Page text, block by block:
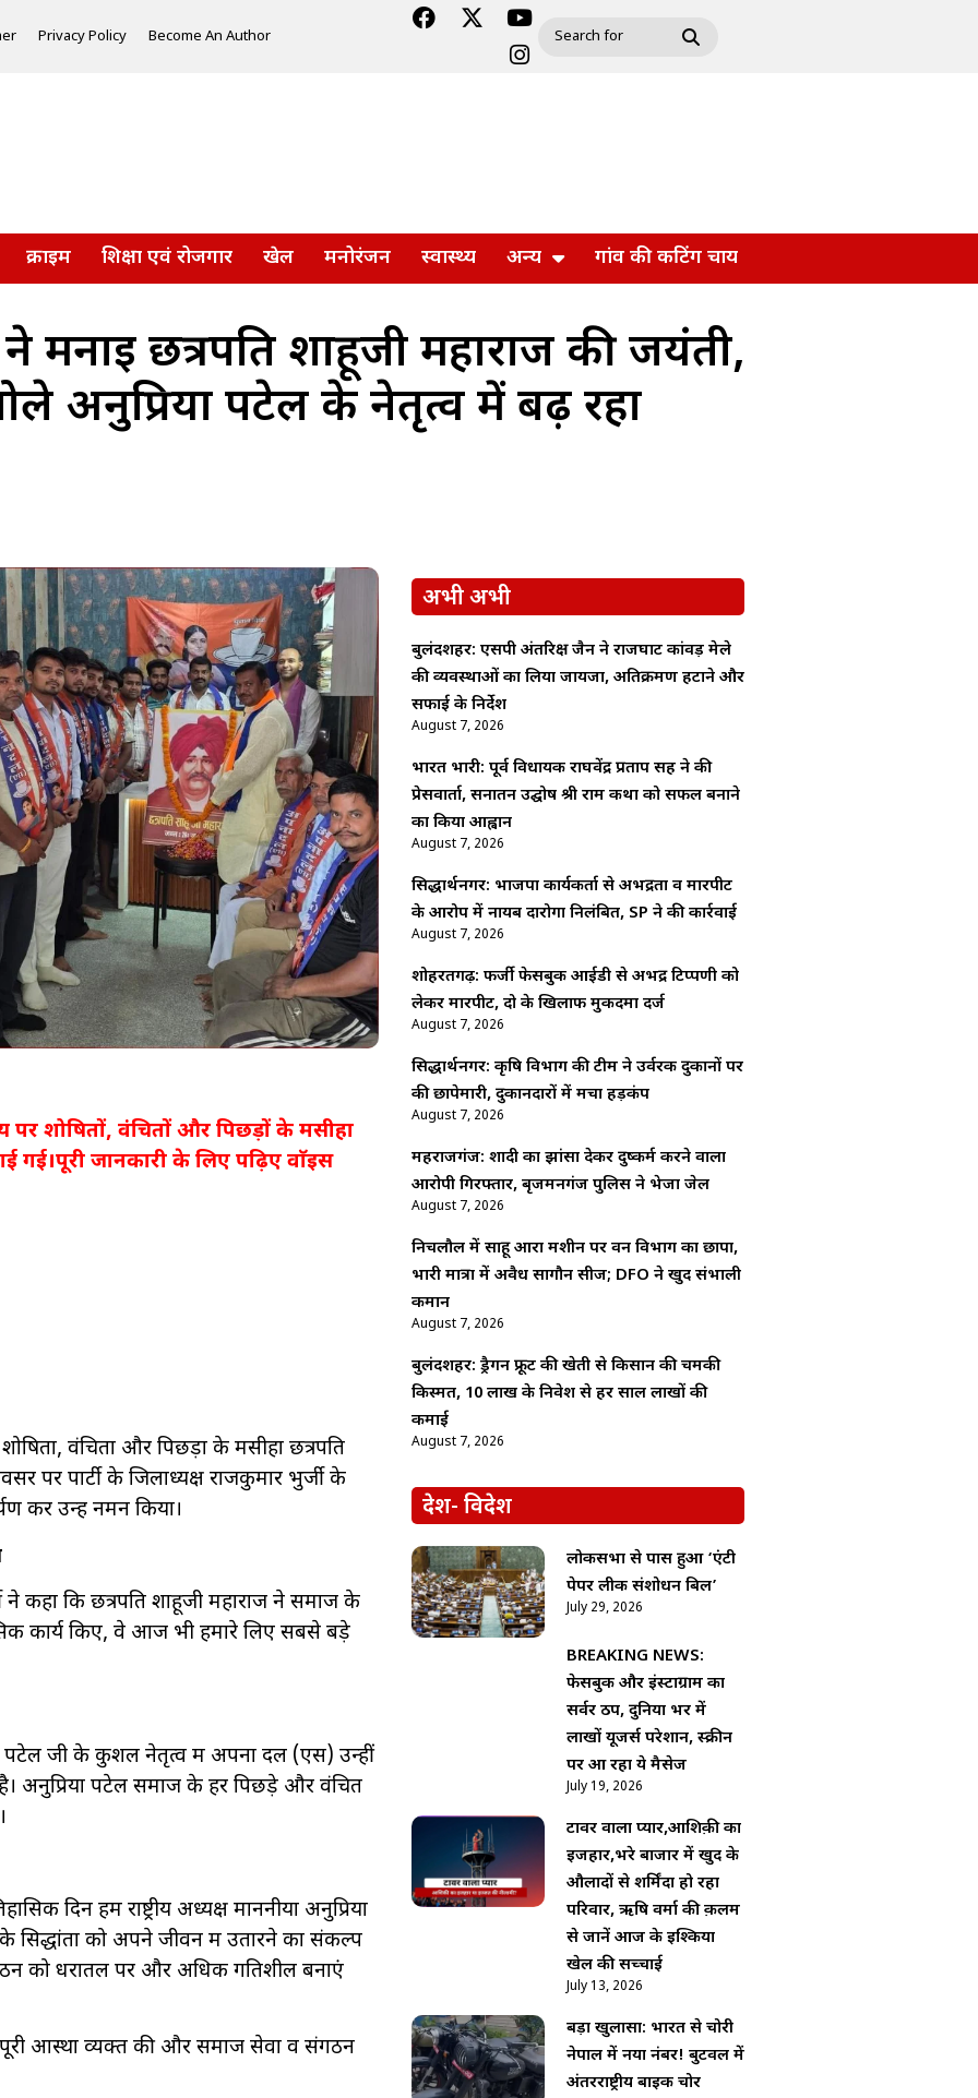
Privacy Policy Become An Author
क्राइम शिक्षा एवं रोजगार खेल मनोरंजन स्वास्थ्य अन्य गांव की कटिंग चाय
छत्रपति शाहूजी महाराज की जयंती,
अनुप्रिया पटेल के नेतृत्व में बढ़ रहा
शोषितों, वंचितों और पिछड़ों के मसीहा
गई।पूरी जानकारी के लिए पढ़िए वाॅइस
वंचितों और पिछड़ों के मसीहा छत्रपति
पर पार्टी के जिलाध्यक्ष राजकुमार भुर्जी के
कर उन्हें नमन किया।
ने कहा कि छत्रपति शाहूजी महाराज ने समाज के
कार्य किए, वे आज भी हमारे लिए सबसे बड़े
पटेल जी के कुशल नेतृत्व में अपना दल (एस) उन्हीं
है। अनुप्रिया पटेल समाज के हर पिछड़े और वंचित
दिन हमें राष्ट्रीय अध्यक्ष माननीया अनुप्रिया
सिद्धांतों को अपने जीवन में उतारने का संकल्प
को धरातल पर और अधिक गतिशील बनाएं
पूरी आस्था व्यक्त की और समाज सेवा व संगठन
अभी अभी
बुलंदशहर: एसपी अंतरिक्ष जैन ने राजघाट कांवड़ मेले
की व्यवस्थाओं का लिया जायजा, अतिक्रमण हटाने और
सफाई के निर्देश
August 7, 2026
भारत भारी: पूर्व विधायक राघवेंद्र प्रताप सिंह ने की
प्रेसवार्ता, सनातन उद्घोष श्री राम कथा को सफल बनाने
का किया आह्वान
August 7, 2026
सिद्धार्थनगर: भाजपा कार्यकर्ता से अभद्रता व मारपीट
के आरोप में नायब दारोगा निलंबित, SP ने की कार्रवाई
August 7, 2026
शोहरतगढ़: फर्जी फेसबुक आईडी से अभद्र टिप्पणी को
लेकर मारपीट, दो के खिलाफ मुकदमा दर्ज
August 7, 2026
सिद्धार्थनगर: कृषि विभाग की टीम ने उर्वरक दुकानों पर
की छापेमारी, दुकानदारों में मचा हड़कंप
August 7, 2026
महराजगंज: शादी का झांसा देकर दुष्कर्म करने वाला
आरोपी गिरफ्तार, बृजमनगंज पुलिस ने भेजा जेल
August 7, 2026
निचलौल में साहू आरा मशीन पर वन विभाग का छापा,
भारी मात्रा में अवैध सागौन सीज; DFO ने खुद संभाली
कमान
August 7, 2026
बुलंदशहर: ड्रैगन फ्रूट की खेती से किसान की चमकी
किस्मत, 10 लाख के निवेश से हर साल लाखों की
कमाई
August 7, 2026
देश- विदेश
लोकसभा से पास हुआ ‘एंटी
पेपर लीक संशोधन बिल’
July 29, 2026
BREAKING NEWS:
फेसबुक और इंस्टाग्राम का
सर्वर ठप, दुनिया भर में
लाखों यूजर्स परेशान, स्क्रीन
पर आ रहा ये मैसेज
July 19, 2026
टावर वाला प्यार,आशिक़ी का
इजहार,भरे बाजार में खुद के
औलादों से शर्मिंदा हो रहा
परिवार, ऋषि वर्मा की क़लम
से जानें आज के इश्किया
खेल की सच्चाई
July 13, 2026
बड़ा खुलासा: भारत से चोरी
नेपाल में नया नंबर! बुटवल में
अंतरराष्ट्रीय बाइक चोर